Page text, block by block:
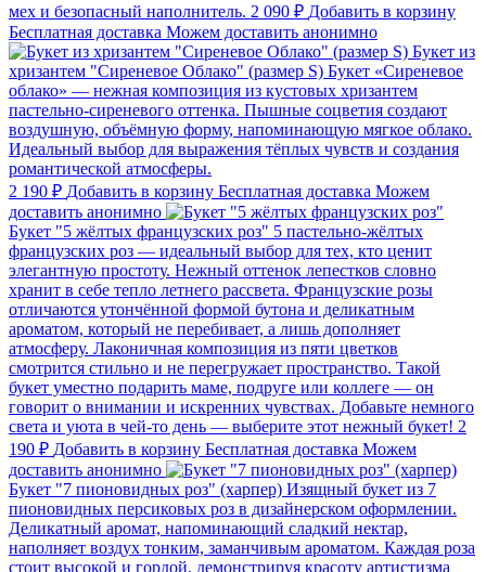
мех и безопасный наполнитель. 2 090 ₽ Добавить в корзину
Бесплатная доставка Можем доставить анонимно
Букет из
хризантем "Сиреневое Облако" (размер S) Букет «Сиреневое
облако» — нежная композиция из кустовых хризантем
пастельно‑сиреневого оттенка. Пышные соцветия создают
воздушную, объёмную форму, напоминающую мягкое облако.
Идеальный выбор для выражения тёплых чувств и создания
романтической атмосферы.
2 190 ₽ Добавить в корзину Бесплатная доставка Можем
доставить анонимно
Букет "5 жёлтых французских роз" 5 пастельно‑жёлтых
французских роз — идеальный выбор для тех, кто ценит
элегантную простоту. Нежный оттенок лепестков словно
хранит в себе тепло летнего рассвета. Французские розы
отличаются утончённой формой бутона и деликатным
ароматом, который не перебивает, а лишь дополняет
атмосферу. Лаконичная композиция из пяти цветков
смотрится стильно и не перегружает пространство. Такой
букет уместно подарить маме, подруге или коллеге — он
говорит о внимании и искренних чувствах. Добавьте немного
света и уюта в чей‑то день — выберите этот нежный букет! 2
190 ₽ Добавить в корзину Бесплатная доставка Можем
доставить анонимно
Букет "7 пионовидных роз" (харпер) Изящный букет из 7
пионовидных персиковых роз в дизайнерском оформлении.
Деликатный аромат, напоминающий сладкий нектар,
наполняет воздух тонким, заманчивым ароматом. Каждая роза
стоит высокой и гордой, демонстрируя красоту артистизма